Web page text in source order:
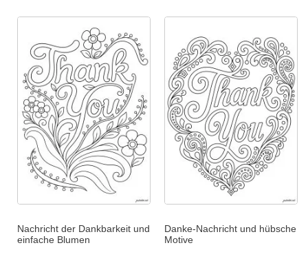
Nachricht der Dankbarkeit und
einfache Blumen
Danke-Nachricht und hübsche
Motive